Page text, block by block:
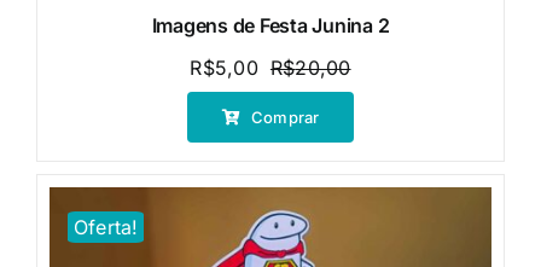
Imagens de Festa Junina 2
R$20,00O
preço
era:
R$5,00
O
preço
é:
Comprar
Oferta!